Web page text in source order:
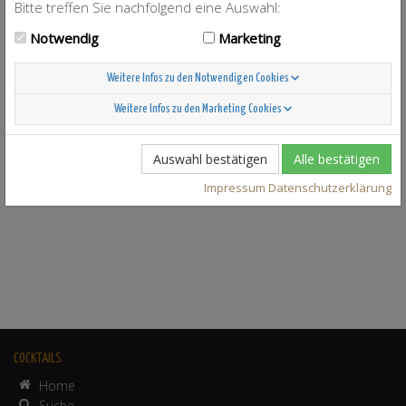
COCKTAILS
Home
Bitte treffen Sie nachfolgend eine Auswahl:
Notwendig
Marketing
Weitere Infos zu den Notwendigen Cookies
Weitere Infos zu den Marketing Cookies
Auswahl bestätigen Alle bestätigen
Impressum Datenschutzerklärung